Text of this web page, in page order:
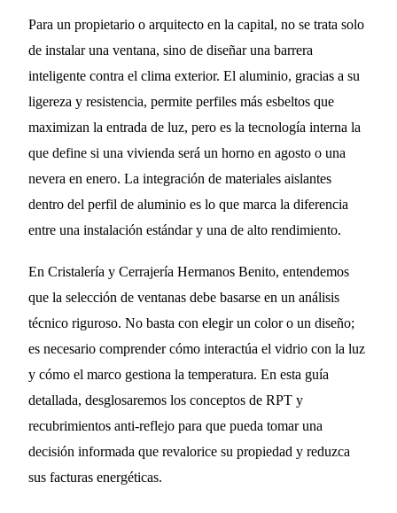
Para un propietario o arquitecto en la capital, no se trata solo
de instalar una ventana, sino de diseñar una barrera
inteligente contra el clima exterior. El aluminio, gracias a su
ligereza y resistencia, permite perfiles más esbeltos que
maximizan la entrada de luz, pero es la tecnología interna la
que define si una vivienda será un horno en agosto o una
nevera en enero. La integración de materiales aislantes
dentro del perfil de aluminio es lo que marca la diferencia
entre una instalación estándar y una de alto rendimiento.
En Cristalería y Cerrajería Hermanos Benito, entendemos
que la selección de ventanas debe basarse en un análisis
técnico riguroso. No basta con elegir un color o un diseño;
es necesario comprender cómo interactúa el vidrio con la luz
y cómo el marco gestiona la temperatura. En esta guía
detallada, desglosaremos los conceptos de RPT y
recubrimientos anti-reflejo para que pueda tomar una
decisión informada que revalorice su propiedad y reduzca
sus facturas energéticas.